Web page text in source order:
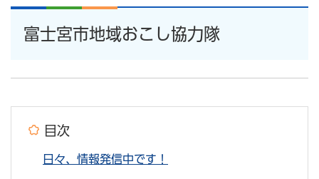
富士宮市地域おこし協力隊
目次
日々、情報発信中です！